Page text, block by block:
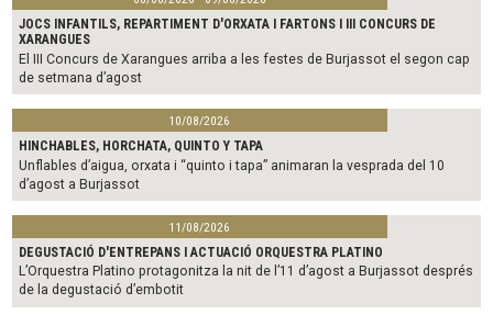
JOCS INFANTILS, REPARTIMENT D'ORXATA I FARTONS I III CONCURS DE
XARANGUES
El III Concurs de Xarangues arriba a les festes de Burjassot el segon cap
de setmana d’agost
10/08/2026
HINCHABLES, HORCHATA, QUINTO Y TAPA
Unflables d’aigua, orxata i “quinto i tapa” animaran la vesprada del 10
d’agost a Burjassot
11/08/2026
DEGUSTACIÓ D'ENTREPANS I ACTUACIÓ ORQUESTRA PLATINO
L’Orquestra Platino protagonitza la nit de l’11 d’agost a Burjassot després
de la degustació d’embotit